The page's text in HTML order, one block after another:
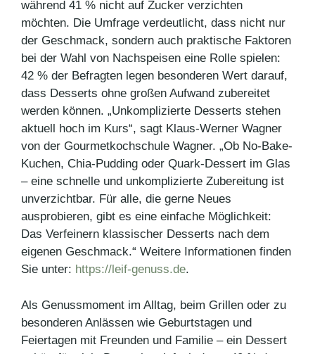
während 41 % nicht auf Zucker verzichten
möchten. Die Umfrage verdeutlicht, dass nicht nur
der Geschmack, sondern auch praktische Faktoren
bei der Wahl von Nachspeisen eine Rolle spielen:
42 % der Befragten legen besonderen Wert darauf,
dass Desserts ohne großen Aufwand zubereitet
werden können. „Unkomplizierte Desserts stehen
aktuell hoch im Kurs“, sagt Klaus-Werner Wagner
von der Gourmetkochschule Wagner. „Ob No-Bake-
Kuchen, Chia-Pudding oder Quark-Dessert im Glas
– eine schnelle und unkomplizierte Zubereitung ist
unverzichtbar. Für alle, die gerne Neues
ausprobieren, gibt es eine einfache Möglichkeit:
Das Verfeinern klassischer Desserts nach dem
eigenen Geschmack.“ Weitere Informationen finden
Sie unter: https://leif-genuss.de.
Als Genussmoment im Alltag, beim Grillen oder zu
besonderen Anlässen wie Geburtstagen und
Feiertagen mit Freunden und Familie – ein Dessert